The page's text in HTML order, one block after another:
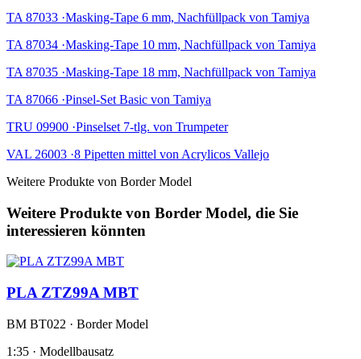
TA 87033 ·Masking-Tape 6 mm, Nachfüllpack von Tamiya
TA 87034 ·Masking-Tape 10 mm, Nachfüllpack von Tamiya
TA 87035 ·Masking-Tape 18 mm, Nachfüllpack von Tamiya
TA 87066 ·Pinsel-Set Basic von Tamiya
TRU 09900 ·Pinselset 7-tlg. von Trumpeter
VAL 26003 ·8 Pipetten mittel von Acrylicos Vallejo
Weitere Produkte von Border Model
Weitere Produkte von Border Model, die Sie
interessieren könnten
PLA ZTZ99A MBT
BM BT022 · Border Model
1:35 · Modellbausatz